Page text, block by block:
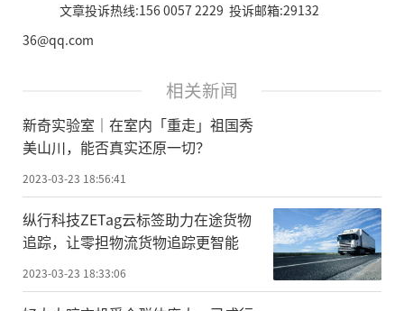
文章投诉热线:156 0057 2229 投诉邮箱:29132
36@qq.com
相关新闻
新奇实验室｜在室内「重走」祖国秀
美山川，能否真实还原一切？
2023-03-23 18:56:41
纵行科技ZETag云标签助力在途货物
追踪，让零担物流货物追踪更智能
2023-03-23 18:33:06